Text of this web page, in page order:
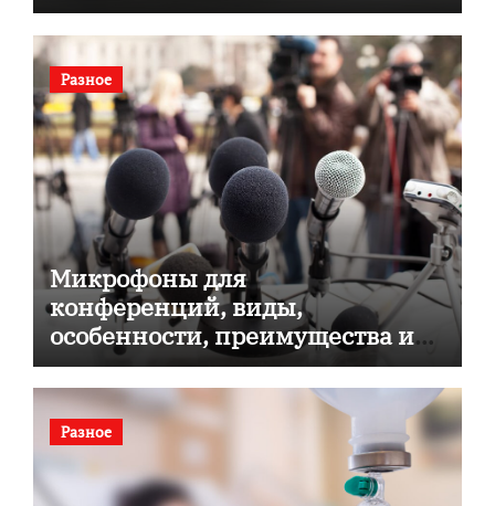
Разное
Микрофоны для
конференций, виды,
особенности, преимущества и
советы по выбору
Разное